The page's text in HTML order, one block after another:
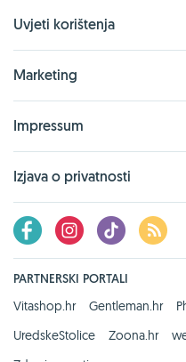
Uvjeti korištenja
Marketing
Impressum
Izjava o privatnosti
PARTNERSKI PORTALI
Vitashop.hr
Gentleman.hr
UredskeStolice
Zoona.hr